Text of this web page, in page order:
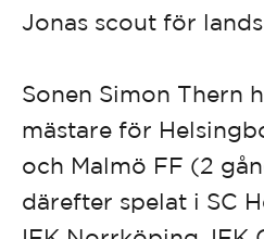
Jonas scout för
Sonen Simon Thern
mästare för
och Malmö FF (2
därefter spelat i SC